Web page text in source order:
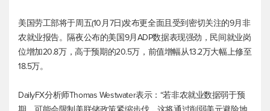
美国劳工部将于周五(10月7日)发布更全面且受到密切关注的9月非
农就业报告。隔夜公布的美国9月ADP数据表现强劲，民间就业岗
位增加20.8万，高于预期的20.5万，前值增幅从13.2万大幅上修至
18.5万。
DailyFX分析师Thomas Westwater表示：“若非农就业数据弱于预